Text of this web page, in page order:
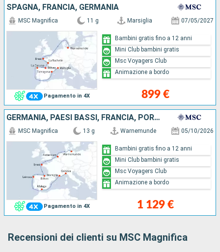
SPAGNA, FRANCIA, GERMANIA
Pagamento in 4X
MSC Magnifica 11 g Marsiglia 07/05/2027
899 €
Bambini gratis fino a 12 anni
Mini Club bambini gratis
Msc Voyagers Club
Animazione a bordo
GERMANIA, PAESI BASSI, FRANCIA, PORTOGALLO, SPAGNA, ITALIA
Pagamento in 4X
MSC Magnifica 13 g Warnemunde 05/10/2026
1 129 €
Bambini gratis fino a 12 anni
Mini Club bambini gratis
Msc Voyagers Club
Animazione a bordo
Recensioni dei clienti su MSC Magnifica